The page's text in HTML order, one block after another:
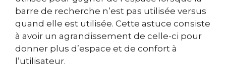
barre de recherche n’est pas utilisée versus
quand elle est utilisée. Cette astuce consiste
à avoir un agrandissement de celle-ci pour
donner plus d’espace et de confort à
l’utilisateur.